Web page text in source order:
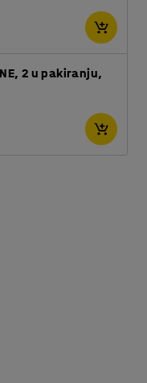
2 u pakiranju,